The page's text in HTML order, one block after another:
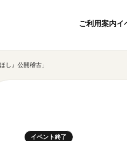
ご利用案内イ
ボランティア・サポーター
京都芸術センターの歩み
し』公開稽古」
イベント終了